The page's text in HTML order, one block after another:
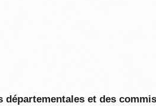
départementales et des